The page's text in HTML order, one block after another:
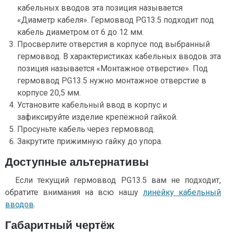
кабельных вводов эта позиция называется
«Диаметр кабеля». Гермоввод PG13.5 подходит под
кабель диаметром от 6 до 12 мм.
Просверлите отверстия в корпусе под выбранный
гермоввод. В характеристиках кабельных вводов эта
позиция называется «Монтажное отверстие». Под
гермоввод PG13.5 нужно монтажное отверстие в
корпусе 20,5 мм.
Установите кабельный ввод в корпус и
зафиксируйте изделие крепёжной гайкой.
Просуньте кабель через гермоввод.
Закрутите прижимную гайку до упора.
Доступные альтернативы
Если текущий гермоввод PG13.5 вам не подходит,
обратите внимания на всю нашу линейку кабельный
вводов.
Габаритный чертёж